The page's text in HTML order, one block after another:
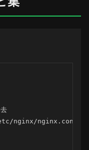
nginx/nginx.conf